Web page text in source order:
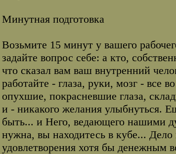
Минутная подготовка
Возьмите 15 минут у вашего
задайте вопрос себе: а кто,
что сказал вам ваш внутренний
работайте - глаза, руки, мозг - все
опухшие, покрасневшие глаза,
и - никакого желания улыбнуться.
быть... и Него, ведающего нашими
нужна, вы находитесь в кубе...
удовлетворения хотя бы денежным